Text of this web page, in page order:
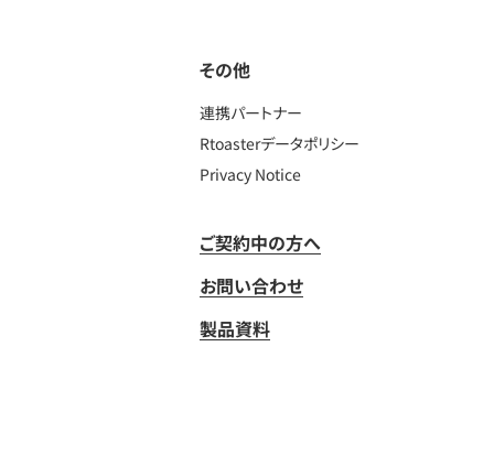
その他
連携パートナー
Rtoasterデータポリシー
Privacy Notice
ご契約中の方へ
お問い合わせ
製品資料